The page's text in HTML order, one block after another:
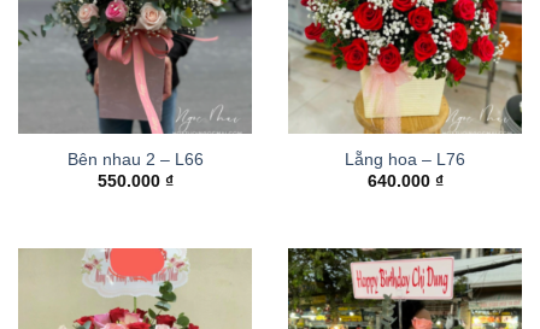
Bên nhau 2 – L66
550.000 ₫
Lẵng hoa – L76
640.000 ₫